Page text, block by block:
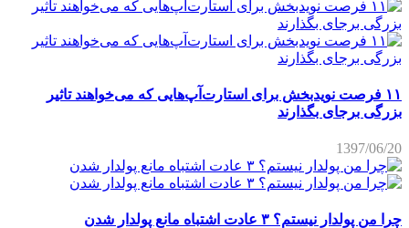
۱۱ فرصت نویدبخش برای استارت‌آپ‌هایی که می‌خواهند تاثیر
بزرگی برجای بگذارند
1397/06/20
چرا من پولدار نیستم؟ ۳ عادت اشتباه مانع پولدار شدن